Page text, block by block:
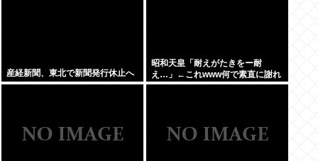
産経新聞、東北で新聞発行休止へ
昭和天皇「耐えがたきをー耐
え…」←これwww何で素直に謝れ
ねーの？？！？